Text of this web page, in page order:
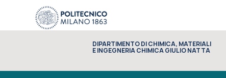
DIPARTIMENTO DI CHIMICA, MATERIALI
E INGEGNERIA CHIMICA GIULIO NATTA